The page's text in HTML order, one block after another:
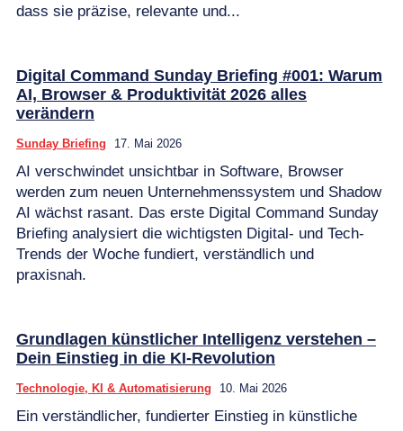
dass sie präzise, relevante und...
Digital Command Sunday Briefing #001: Warum
AI, Browser & Produktivität 2026 alles
verändern
Sunday Briefing 17. Mai 2026
AI verschwindet unsichtbar in Software, Browser
werden zum neuen Unternehmenssystem und Shadow
AI wächst rasant. Das erste Digital Command Sunday
Briefing analysiert die wichtigsten Digital- und Tech-
Trends der Woche fundiert, verständlich und
praxisnah.
Grundlagen künstlicher Intelligenz verstehen –
Dein Einstieg in die KI-Revolution
Technologie, KI & Automatisierung 10. Mai 2026
Ein verständlicher, fundierter Einstieg in künstliche